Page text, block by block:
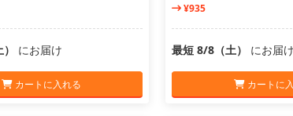
にお届け
カートに入れる
¥935
最短 8/8（土） にお届け
カートに